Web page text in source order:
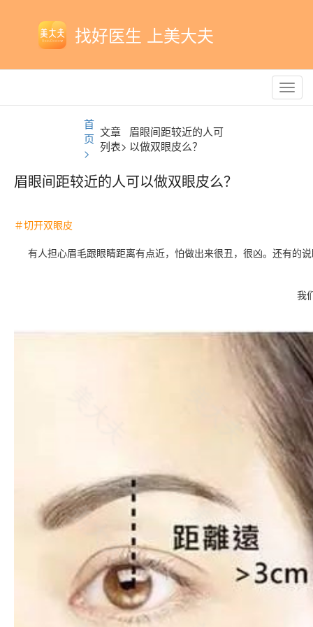
找好医生 上美大夫
首
页
>
文章
列表>
眉眼间距较近的人可
以做双眼皮么？
眉眼间距较近的人可以做双眼皮么？
＃切开双眼皮
有人担心眉毛跟眼睛距离有点近，怕做出来很丑，很凶。还有的
我